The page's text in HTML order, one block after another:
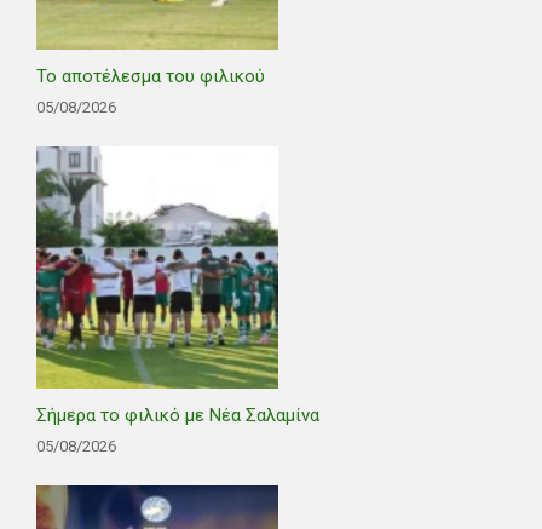
Το αποτέλεσμα του φιλικού
05/08/2026
Σήμερα το φιλικό με Νέα Σαλαμίνα
05/08/2026